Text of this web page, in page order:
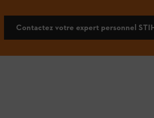
Contactez votre expert personnel